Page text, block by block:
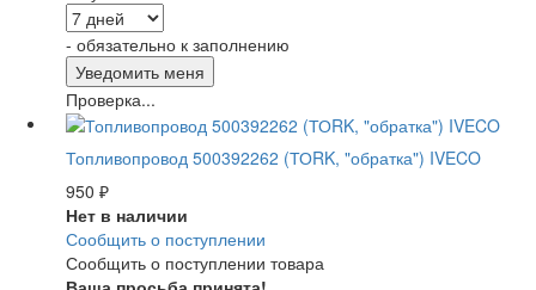
- обязательно к заполнению
Проверка...
Топливопровод 500392262 (ТОRK, "обратка") IVECO
950 ₽
Нет в наличии
Сообщить о поступлении
Сообщить о поступлении товара